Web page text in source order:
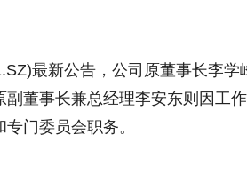
最新公告，公司原董事长李学
副董事长兼总经理李安东则因工
门委员会职务。